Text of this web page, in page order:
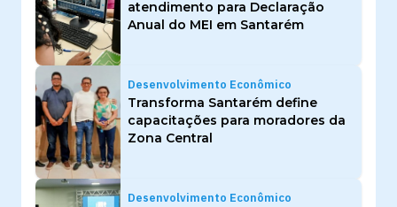
atendimento para Declaração
Anual do MEI em Santarém
Desenvolvimento Econômico
Transforma Santarém define
capacitações para moradores da
Zona Central
Desenvolvimento Econômico